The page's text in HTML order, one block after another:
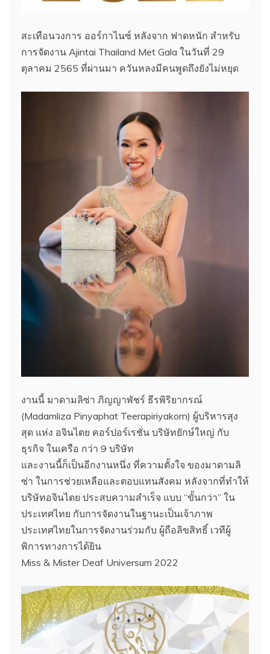
สะเทือนวงการ ออร์กาไนซ์ หลังจาก ฟาดหนัก สำหรับ
การจัดงาน Ajintai Thailand Met Gala ในวันที่ 29
ตุลาคม 2565 ที่ผ่านมา ควันหลงมีคนพูดถึงยังไม่หยุด
งานนี้ มาดามลิซ่า ภิญญาพัชร์ ธีรพิริยากรณ์
(Madamliza Pinyaphat Teerapiriyakorn) ผู้บริหารสุง
สุด แห่ง อจินไตย คอร์ปอร์เรชั่น บริษัทยักษ์ใหญ่ กับ
ธุรกิจ ในเครือ กว่า 9 บริษัท
และงานนี้ก็เป็นอีกงานหนึ่ง ที่ความตั้งใจ ของมาดามลิ
ซ่า ในการช่วยเหลือและตอบแทนสังคม หลังจากที่ทำให้
บริษัทอจินไตย ประสบความสำเร็จ แบบ “ขั้นกว่า” ใน
ประเทศไทย กับการจัดงานในฐานะเป็นเจ้าภาพ
ประเทศไทยในการจัดงานร่วมกับ ผู้ถือลิขสิทธิ์ เวทีผู้
พิการทางการได้ยิน
Miss & Mister Deaf Universum 2022